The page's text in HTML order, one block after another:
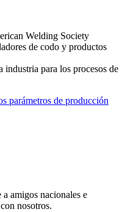
Welding Society
de codo y productos
industria para los procesos de
parámetros de producción
amigos nacionales e
nosotros.